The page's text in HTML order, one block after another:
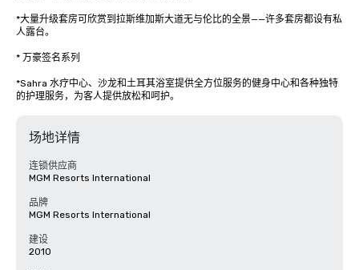
*大量升级套房可欣赏到拉斯维加斯大道无与伦比的全景——许多套房都设有私
人露台。
* 万豪签名系列
*Sahra 水疗中心、沙龙和土耳其浴室提供全方位服务的健身中心和各种独特
的护理服务，为客人提供放松和呵护。
场地详情
连锁供应商
MGM Resorts International
品牌
MGM Resorts International
建设
2010